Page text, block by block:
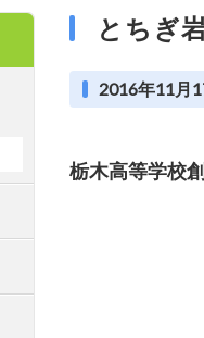
とちぎ
2016年11月
栃木高等学校